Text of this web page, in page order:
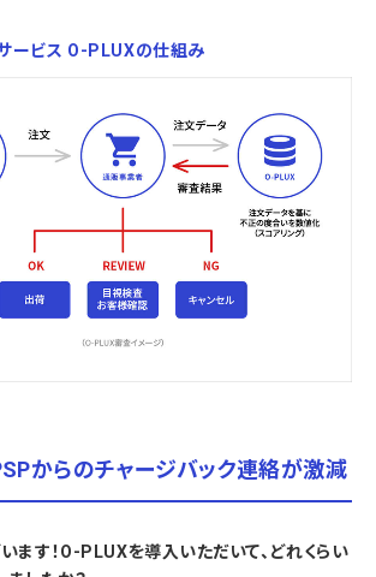
ービス O-PLUXの仕組み
からのチャージバック連絡が激減
ます！O-PLUXを導入いただいて、どれくらい